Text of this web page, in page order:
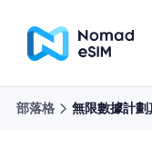
部落格 無限數據計劃